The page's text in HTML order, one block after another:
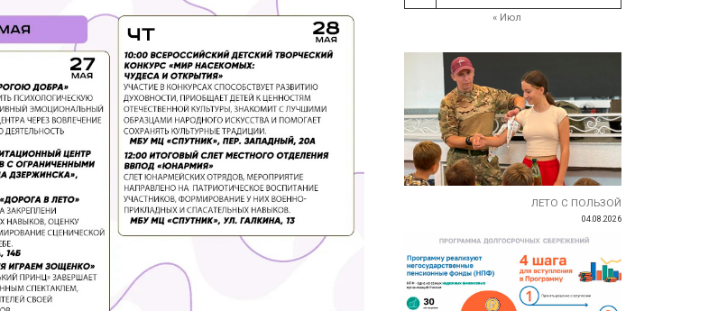
« Июл
ЛЕТО С ПОЛЬЗОЙ
04.08.2026